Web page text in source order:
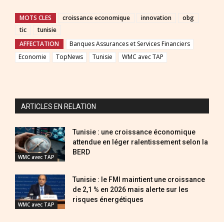
MOTS CLES croissance economique innovation
obg
tic
tunisie
AFFECTATION
Banques Assurances et Services Financiers
Economie
TopNews Tunisie WMC avec TAP
ARTICLES EN RELATION
WMC avec TAP
Tunisie : une croissance économique
attendue en léger ralentissement selon la
BERD
WMC avec TAP
Tunisie : le FMI maintient une croissance
de 2,1 % en 2026 mais alerte sur les
risques énergétiques